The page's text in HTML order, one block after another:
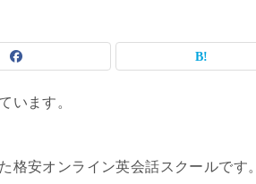
います。
格安オンライン英会話スクールです。